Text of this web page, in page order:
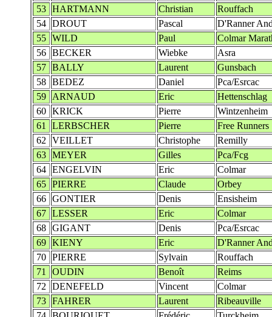
53 HARTMANN Christian
Rouffach
54 DROUT Pascal
D'Ranner
55 WILD Paul
Colmar
56 BECKER Wiebke
Asra
57 BALLY Laurent
Gunsbach
58 BEDEZ Daniel
Pca/Esrcac
59
ARNAUD Eric
Hettenschlag
60 KRICK Pierre
Wintzenheim
61
LERBSCHER Pierre
Free Runners
62
VEILLET Christophe
Remilly
63 MEYER Gilles
Pca/Fcg
64 ENGELVIN Eric
Colmar
65 PIERRE Claude
Orbey
66 GONTIER Denis
Ensisheim
67 LESSER Eric
Colmar
68 GIGANT Denis
Pca/Esrcac
69 KIENY Eric
D'Ranner
70 PIERRE Sylvain
Rouffach
71
OUDIN Benoît
Reims
72
DENEFELD Vincent
Colmar
73 FAHRER Laurent
Ribeauville